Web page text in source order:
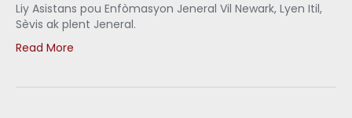
Liy Asistans pou Enfòmasyon Jeneral Vil Newark, Lyen Itil,
Sèvis ak plent Jeneral.
Read More